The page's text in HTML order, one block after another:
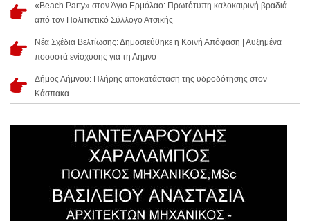
«Beach Party» στον Άγιο Ερμόλαο: Πρωτότυπη καλοκαιρινή βραδιά
από τον Πολιτιστικό Σύλλογο Ατσικής
Νέα Σχέδια Βελτίωσης: Δημοσιεύθηκε η Κοινή Απόφαση | Αυξημένα
ποσοστά ενίσχυσης για τη Λήμνο
Δήμος Λήμνου: Πλήρης αποκατάσταση της υδροδότησης στον
Κάσπακα